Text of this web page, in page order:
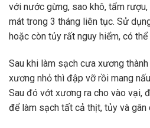
với nước gừng, sao khô, tẩm
mát trong 3 tháng liên tục. Sử
hoặc còn tủy rất nguy hiểm, có
Sau khi làm sạch cưa xương
xương nhỏ thì đập vỡ rồi mang
Sau đó vớt xương ra cho vào vại,
để làm sạch tất cả thịt, tủy và gân